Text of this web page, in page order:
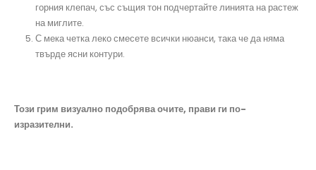
горния клепач, със същия тон подчертайте линията на растеж
на миглите.
С мека четка леко смесете всички нюанси, така че да няма
твърде ясни контури.
Този грим визуално подобрява очите, прави ги по-
изразителни.